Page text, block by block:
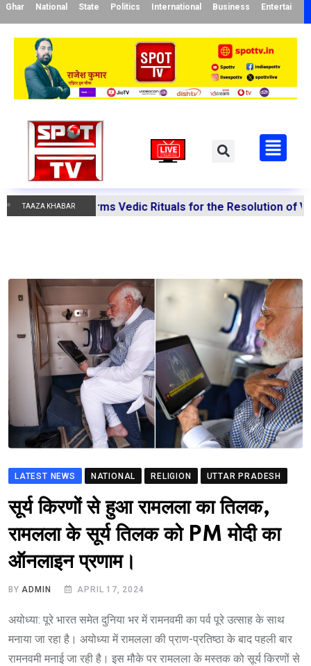
Ghar National State Politics International Business
TAAZA KHABAR
Performs Vedic Rituals for the Resolution of
LATEST NEWS NATIONAL RELIGION UTTAR PRADESH
सूर्य किरणों से हुआ रामलला का तिलक,
रामलला के सूर्य तिलक को PM मोदी का
ऑनलाइन प्रणाम।
BY ADMIN APRIL 17, 2024
अयोध्‍या: पूरे भारत समेत दुनिया भर में रामनवमी का पर्व पूरे उत्‍साह के साथ
मनाया जा रहा है। अयोध्‍या में रामलला की प्राण-प्रतिष्‍ठा के बाद पहली बार
रामनवमी मनाई जा रही है। इस मौके पर रामलला के मस्‍तक को सूर्य किरणों से